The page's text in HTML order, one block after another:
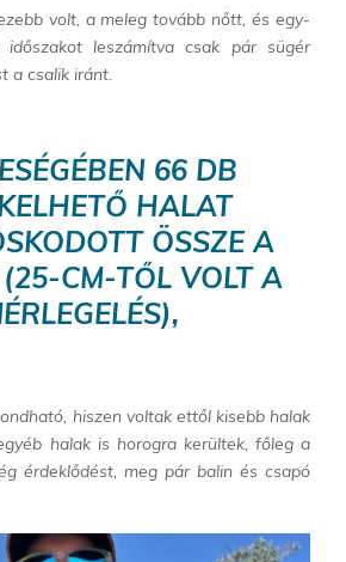
volt, a meleg tovább nőtt, és egy-
időszakot leszámítva csak pár sügér
a csalik iránt.
66 DB
HALAT
ÖSSZE A
CM-TŐL VOLT A
hiszen voltak ettől kisebb halak
halak is horogra kerültek, főleg a
érdeklődést, meg pár balin és csapó